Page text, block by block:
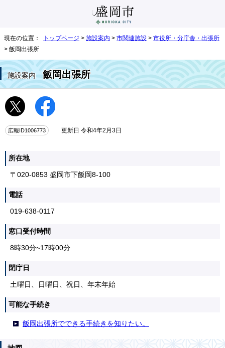
現在の位置： トップページ > 施設案内 > 市関連施設 > 市役所・分庁舎・出張所
> 飯岡出張所
施設案内飯岡出張所
広報ID1006773 更新日 令和4年2月3日
所在地
〒020-0853 盛岡市下飯岡8-100
電話
019-638-0117
窓口受付時間
8時30分~17時00分
閉庁日
土曜日、日曜日、祝日、年末年始
可能な手続き
飯岡出張所でできる手続きを知りたい。